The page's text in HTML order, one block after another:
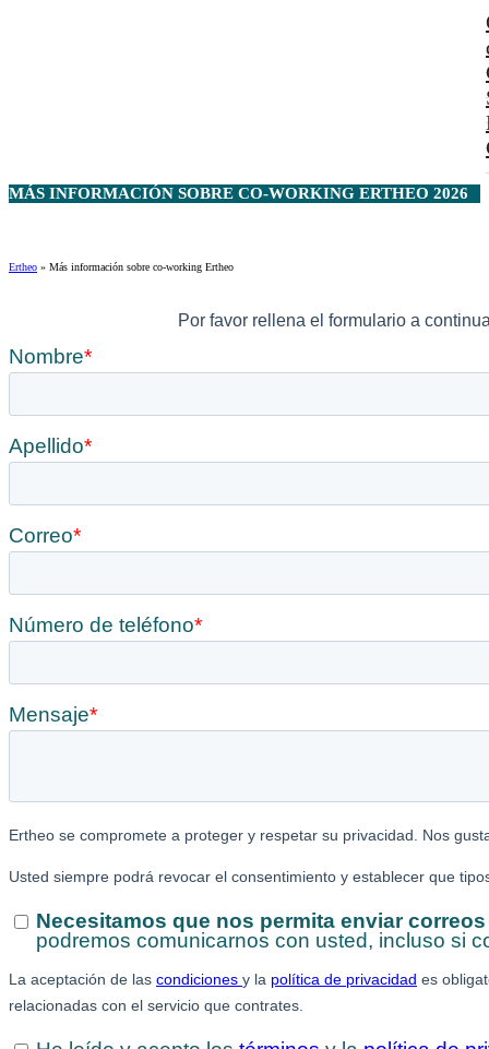
MÁS INFORMACIÓN SOBRE CO-WORKING ERTHEO 2026
Ertheo » Más información sobre co-working Ertheo